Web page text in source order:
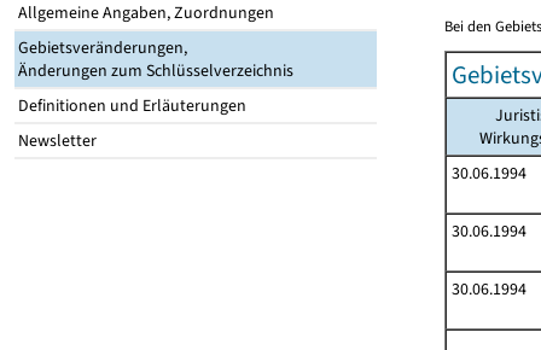
Allgemeine Angaben, Zuordnungen
Gebietsveränderungen,
Änderungen zum Schlüsselverzeichnis
Definitionen und Erläuterungen
Newsletter
Bei den
30.06.1994
30.06.1994
30.06.1994